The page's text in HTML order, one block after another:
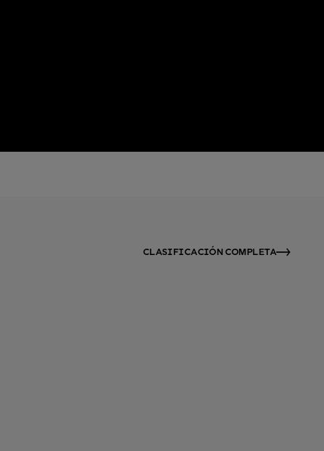
CLASIFICACIÓN COMPLETA